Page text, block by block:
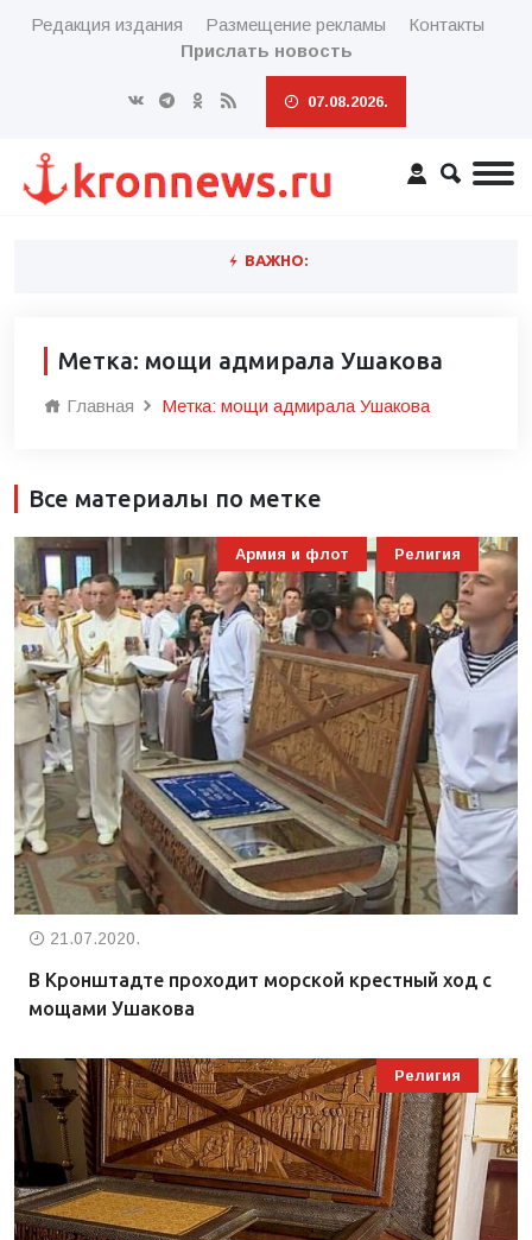
Редакция издания Размещение рекламы
Контакты
Прислать новость
07.08.2026.
ВАЖНО:
Метка: мощи адмирала Ушакова
Главная Метка: мощи адмирала Ушакова
Все материалы по метке
Армия и флот Религия
21.07.2020.
В Кронштадте проходит морской крестный ход с
мощами Ушакова
Религия